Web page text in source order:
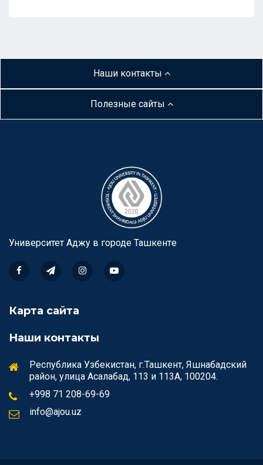
Наши контакты
Полезные сайты
Университет Аджу в городе Ташкентe
Карта сайта
Наши контакты
Республика Узбекистан, г.Ташкент, Яшнабадский
район, улица Асалабад, 113 и 113А, 100204.
+998 71 208-69-69
info@ajou.uz